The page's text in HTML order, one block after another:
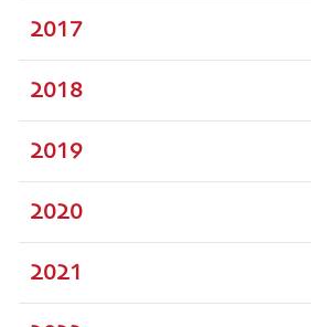
2017
2018
2019
2020
2021